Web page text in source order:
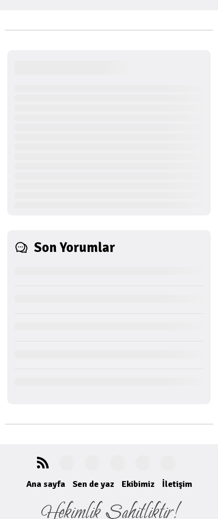
Son Yorumlar
Ana sayfa Sen de yaz Ekibimiz İletişim
Hekimlik Şahitliktir!